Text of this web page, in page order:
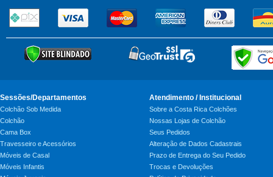
Sessões/Departamentos
Colchão Sob Medida
Colchão
Cama Box
Travesseiro e Acessórios
Móveis de Casal
Móveis Infantis
Atendimento / Institucional
Sobre a Costa Rica Colchões
Nossas Lojas de Colchão
Seus Pedidos
Alteração de Dados Cadastrais
Prazo de Entrega do Seu Pedido
Trocas e Devoluções